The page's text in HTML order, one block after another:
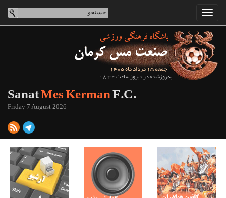
جمعه 15 مرداد ماه 1405
به‌روزشده در دیروز ساعت 18:24
SanatMes KermanF.C.
Friday 7 August 2026